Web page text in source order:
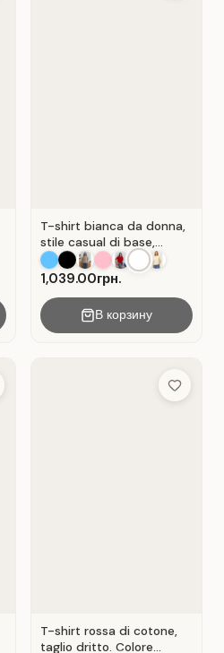
T-shirt bianca da donna,
stile casual di base,
materiale Cot Bianco .
1,039.00грн.
В корзину
to Wish List Add to
T-shirt rossa di cotone,
taglio dritto. Colore